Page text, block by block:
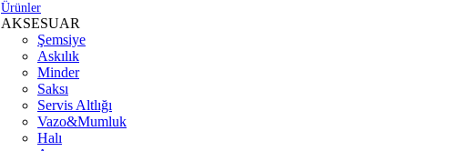
Ürünler
AKSESUAR
Şemsiye
Askılık
Minder
Saksı
Servis Altlığı
Vazo&Mumluk
Halı